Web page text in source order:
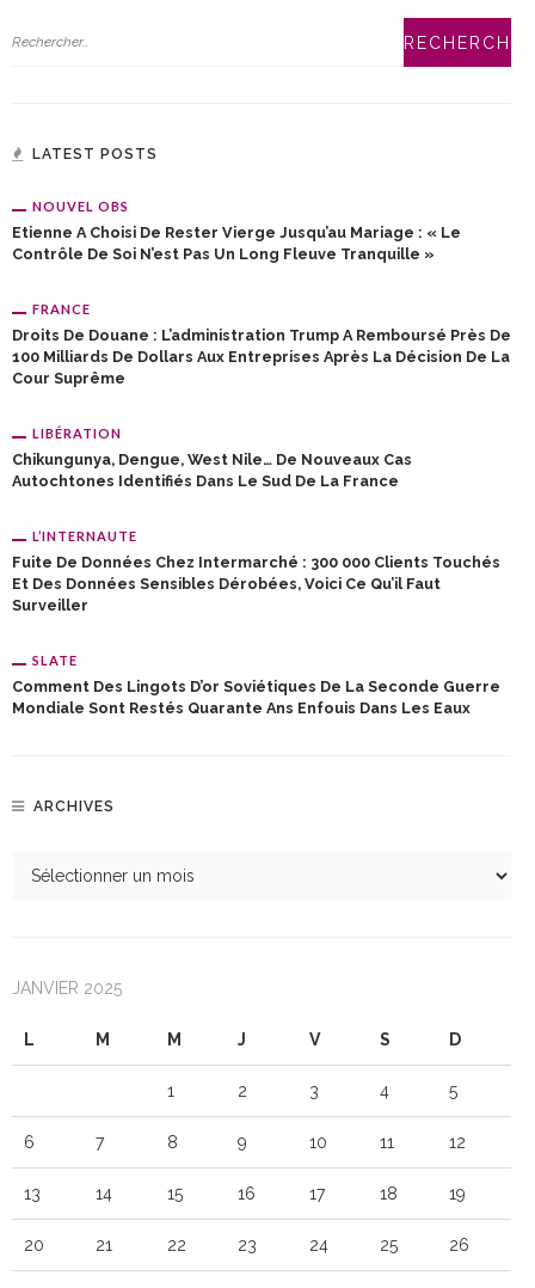
LATEST POSTS
NOUVEL OBS
Etienne A Choisi De Rester Vierge Jusqu’au Mariage : « Le
Contrôle De Soi N’est Pas Un Long Fleuve Tranquille »
FRANCE
Droits De Douane : L’administration Trump A Remboursé Près De
100 Milliards De Dollars Aux Entreprises Après La Décision De La
Cour Suprême
LIBÉRATION
Chikungunya, Dengue, West Nile… De Nouveaux Cas
Autochtones Identifiés Dans Le Sud De La France
L’INTERNAUTE
Fuite De Données Chez Intermarché : 300 000 Clients Touchés
Et Des Données Sensibles Dérobées, Voici Ce Qu’il Faut
Surveiller
SLATE
Comment Des Lingots D’or Soviétiques De La Seconde Guerre
Mondiale Sont Restés Quarante Ans Enfouis Dans Les Eaux
ARCHIVES
JANVIER 2025
L M M J V S D
1 2 3 4 5
6 7 8 9 10 11 12
13 14 15 16 17 18 19
20 21 22 23 24 25 26